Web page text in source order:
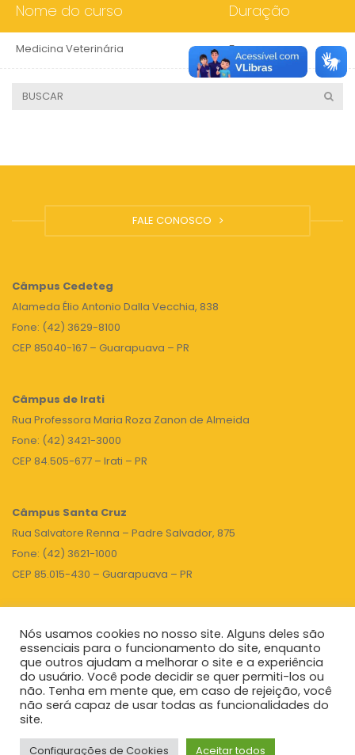
Nome do curso Duração
Medicina Veterinária 5 anos
FALE CONOSCO
Câmpus Cedeteg
Alameda Élio Antonio Dalla Vecchia, 838
Fone: (42) 3629-8100
CEP 85040-167 – Guarapuava – PR
Câmpus de Irati
Rua Professora Maria Roza Zanon de Almeida
Fone: (42) 3421-3000
CEP 84.505-677 – Irati – PR
Câmpus Santa Cruz
Rua Salvatore Renna – Padre Salvador, 875
Fone: (42) 3621-1000
CEP 85.015-430 – Guarapuava – PR
TOPO
Unicentro |Governo do Paraná|Seti| Agenda do Reitor
Nós usamos cookies no nosso site. Alguns deles são
essenciais para o funcionamento do site, enquanto
que outros ajudam a melhorar o site e a experiência
do usuário. Você pode decidir se quer permiti-los ou
não. Tenha em mente que, em caso de rejeição, você
não será capaz de usar todas as funcionalidades do
site.
Configurações de Cookies Aceitar todos